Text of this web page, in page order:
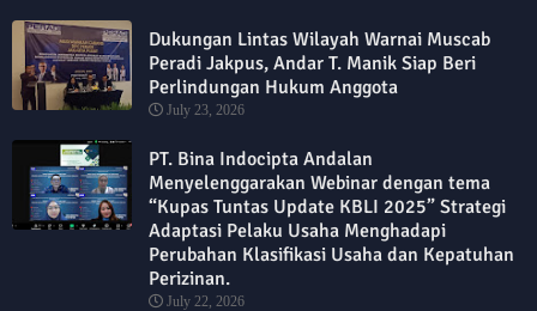
Dukungan Lintas Wilayah Warnai Muscab
Peradi Jakpus, Andar T. Manik Siap Beri
Perlindungan Hukum Anggota
July 23, 2026
PT. Bina Indocipta Andalan
Menyelenggarakan Webinar dengan tema
“Kupas Tuntas Update KBLI 2025” Strategi
Adaptasi Pelaku Usaha Menghadapi
Perubahan Klasifikasi Usaha dan Kepatuhan
Perizinan.
July 22, 2026